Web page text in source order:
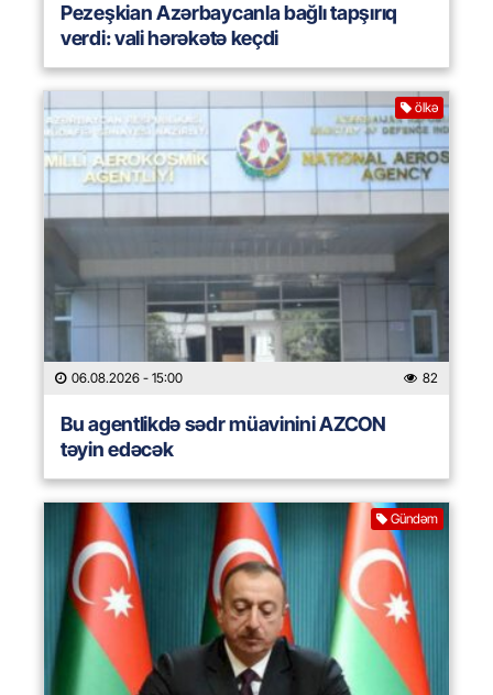
Pezeşkian Azərbaycanla bağlı tapşırıq
verdi: vali hərəkətə keçdi
ölkə
06.08.2026 - 15:00 82
Bu agentlikdə sədr müavinini AZCON
təyin edəcək
Gündəm